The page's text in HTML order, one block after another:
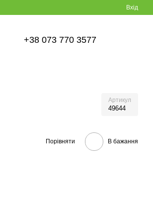
Вхід
+38 073 770 3577
Артикул
49644
Порівняти В бажання